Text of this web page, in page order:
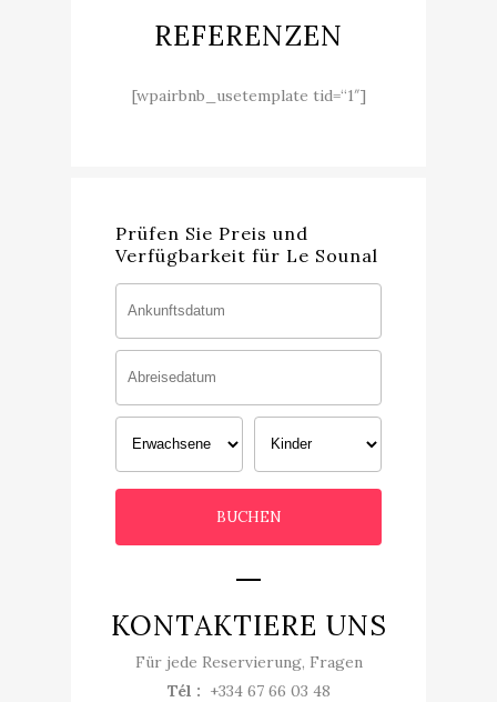
REFERENZEN
[wpairbnb_usetemplate tid=“1″]
Prüfen Sie Preis und
Verfügbarkeit für Le Sounal
KONTAKTIERE UNS
Für jede Reservierung, Fragen
Tél : +334 67 66 03 48